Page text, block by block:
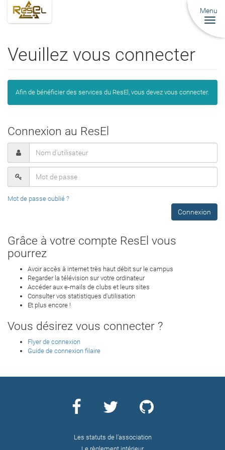
Menu
Veuillez vous connecter
Afin de bénéficier des services du ResEl, vous devez vous connecter.
Connexion au ResEl
Mot de passe oublié ?
Connexion
Grâce à votre compte ResEl vous
pourrez
Avoir accès à internet très haut débit sur le campus
Regarder la télévision sur votre ordinateur
Accéder aux e-mails de clubs et leurs sites
Consulter vos statistiques d'utilisation
Et plus encore !
Vous désirez vous connecter ?
Flyer de connexion
Guide de connexion filaire
Les statuts de l’association